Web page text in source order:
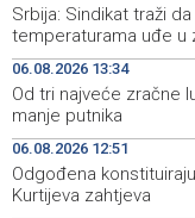
19:45
Novi Travnik
heritage project
19:33
Crishock: OHR
political stakeholders in
19:32
Velika
2028. godine
Srbija: Sindikat traži
temperaturama uđe u
06.08.2026 13:34
Od tri najveće zračne
manje putnika
06.08.2026 12:51
Odgođena
Kurtijeva zahtjeva